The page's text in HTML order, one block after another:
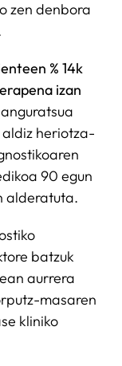
zen denbora
% 14k
izan
heriotza-
90 egun
alderatuta.
batzuk
aurrera
masaren
kliniko